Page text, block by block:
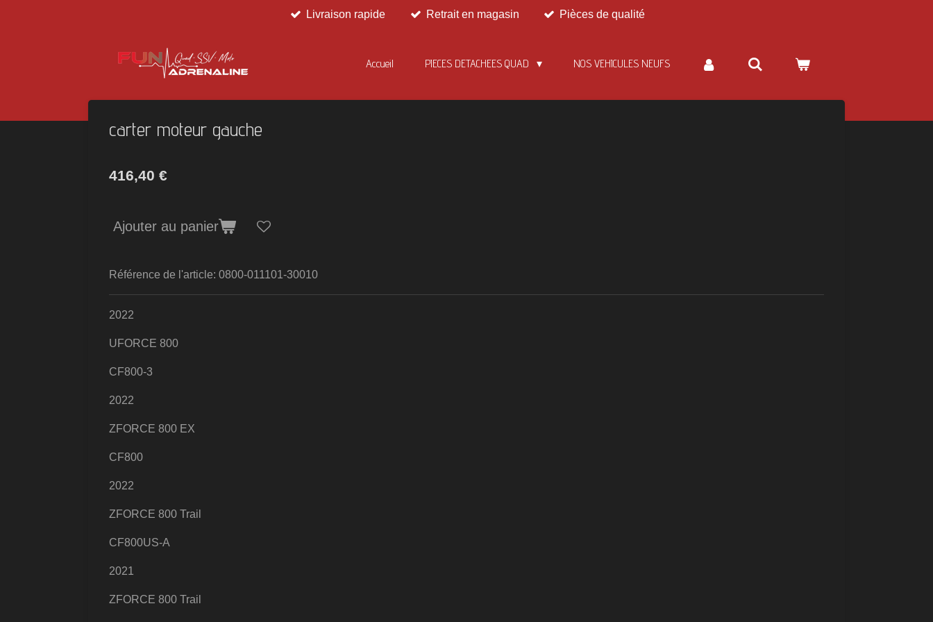
Livraison rapide Retrait en magasin Pièces de qualité
Accueil PIECES DETACHEES QUAD NOS VEHICULES NEUFS
carter moteur gauche
416,40 €
Ajouter au panier
Référence de l'article: 0800-011101-30010
2022
UFORCE 800
CF800-3
2022
ZFORCE 800 EX
CF800
2022
ZFORCE 800 Trail
CF800US-A
2021
ZFORCE 800 Trail